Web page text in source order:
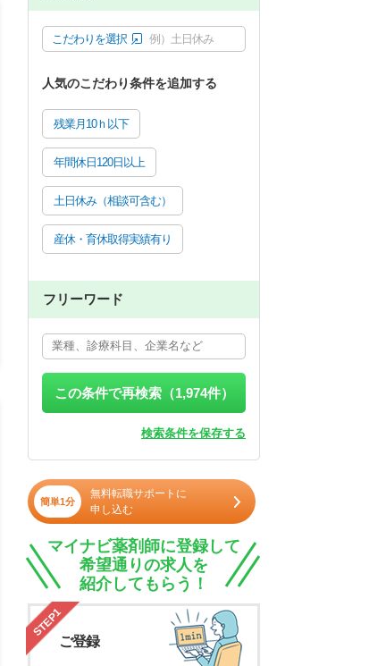
こだわりを選択 例）土日休み
人気のこだわり条件を追加する
残業月10ｈ以下
年間休日120日以上
土日休み（相談可含む）
産休・育休取得実績有り
フリーワード
この条件で再検索（1,974件）
検索条件を保存する
簡単1分
無料転職サポートに
申し込む
マイナビ薬剤師に登録して
希望通りの求人を
紹介してもらう！
STEP1
ご登録